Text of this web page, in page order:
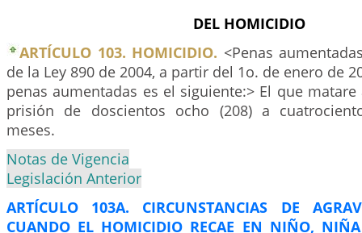
DEL HOMICIDIO
ARTÍCULO 103. HOMICIDIO. <Penas
de la Ley 890 de 2004, a partir del 1o. de enero de
penas aumentadas es el siguiente:> El que
prisión de doscientos ocho (208) a
meses.
Notas de Vigencia
Legislación Anterior
ARTÍCULO 103A. CIRCUNSTANCIAS DE
CUANDO EL HOMICIDIO RECAE EN NIÑO, NIÑA